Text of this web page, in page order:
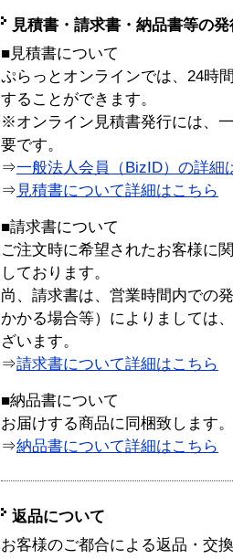
見積書・請求書・納品書等の
■見積書について
ぷらっとオンラインでは、24時
することができます。
※オンライン見積書発行には、
要です。
⇒一般法人会員（BizID）の詳細
⇒ 見積書について詳細はこちら
■請求書について
ご注文時に希望されたお客様に
しております。
尚、請求書は、営業時間内での
かかる場合等）によりましては
ざいます。
⇒請求書について詳細はこちら
■納品書について
お届けする商品に同梱致します。
⇒納品書について詳細はこちら
返品について
お客様のご都合による返品・交